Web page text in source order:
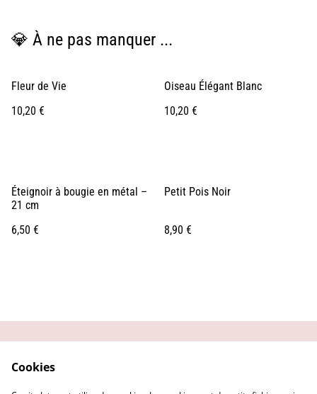
💎 À ne pas manquer ...
Fleur de Vie
10,20 €
Oiseau Élégant Blanc
10,20 €
Éteignoir à bougie en métal –
21 cm
6,50 €
Petit Pois Noir
8,90 €
confidentialité
Cookies